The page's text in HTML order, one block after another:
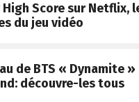
Score sur Netflix,
du jeu vidéo
de BTS « Dynamite
découvre-les tous